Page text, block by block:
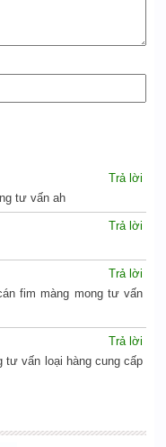
Trả lời
tư vấn ah
Trả lời
Trả lời
fim màng mong tư vấn
Trả lời
tư vấn loại hàng cung cấp